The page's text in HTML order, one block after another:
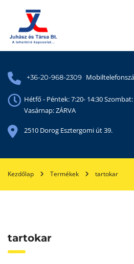
+36-20-968-2309
Hétfő - Péntek: 7:20- 14:30 Szombat:
Vasárnap: ZÁRVA
2510 Dorog Esztergomi út 39.
Kezdőlap Termékek tartokar
tartokar